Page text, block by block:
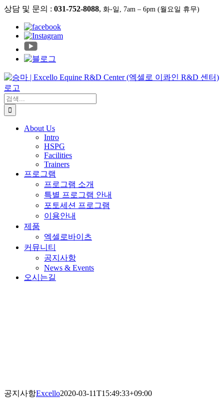
콘
뛰
기
상담 및 문의 : 031-752-8088, 화-일, 7am – 6pm (월요일 휴무)
검
색:
About Us
Intro
HSPG
Facilities
Trainers
프로그램
프로그램 소개
특별 프로그램 안내
포토세션 프로그램
이용안내
제품
엑셀로바이츠
커뮤니티
공지사항
News & Events
오시는길
공지사항Excello2020-03-11T15:49:33+09:00